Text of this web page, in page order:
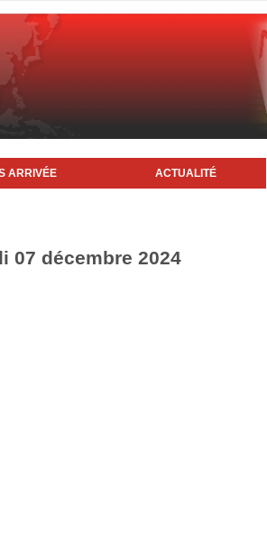
ARRIVÉE ACTUALITÉ
07 décembre 2024